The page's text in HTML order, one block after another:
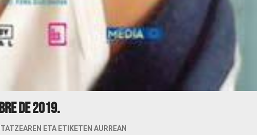
de 2019.
ETA ETIKETEN AURREAN